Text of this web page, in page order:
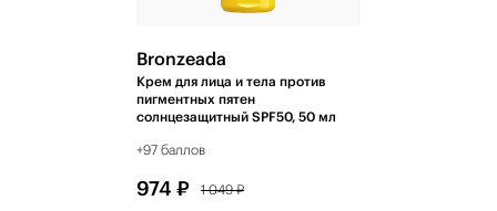
Bronzeada
Крем для лица и тела против
пигментных пятен
солнцезащитный SPF50, 50 мл
+97 баллов
974 ₽ 1 049 ₽